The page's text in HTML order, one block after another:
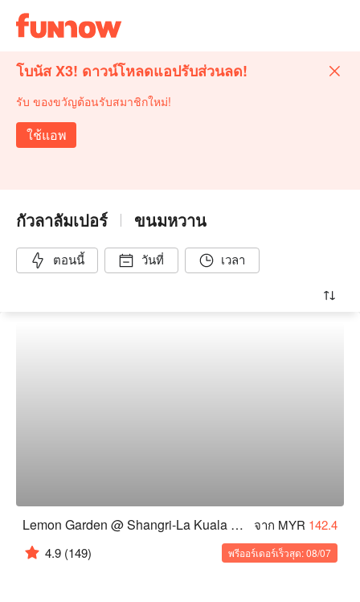
โบนัส X3! ดาวน์โหลดแอปรับส่วนลด!
รับ ของขวัญต้อนรับสมาชิกใหม่!
ใช้แอพ
กัวลาลัมเปอร์ ขนมหวาน
ตอนนี้ วันที่ เวลา
Lemon Garden @ Shangri-La Kuala Lumpur จาก MYR 142.4
4.9 (149) พรีออร์เดอร์เร็วสุด: 08/07